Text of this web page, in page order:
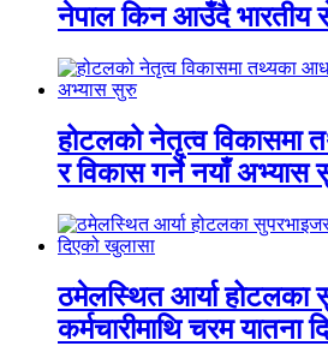
नेपाल किन आउँदै भारतीय
होटलको नेतृत्व विकासमा
र विकास गर्ने नयाँ अभ्यास
ठमेलस्थित आर्या होटलका
कर्मचारीमाथि चरम यातना